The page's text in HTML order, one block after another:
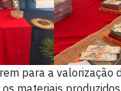
para a valorização